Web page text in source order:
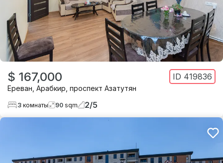
$ 167,000 ID 419836
Ереван Арабкир проспект Азатутян
3 комнаты 90 sqm 2/5